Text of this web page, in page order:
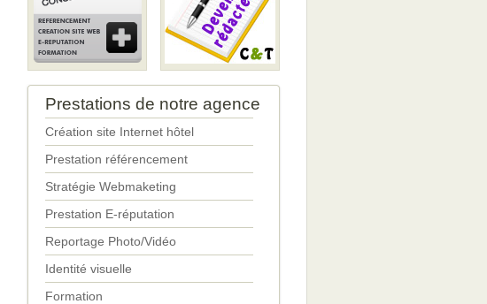
Prestations de notre agence
Création site Internet hôtel
Prestation référencement
Stratégie Webmaketing
Prestation E-réputation
Reportage Photo/Vidéo
Identité visuelle
Formation